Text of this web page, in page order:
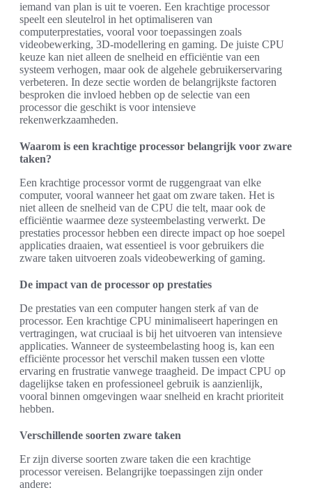
iemand van plan is uit te voeren. Een krachtige processor
speelt een sleutelrol in het optimaliseren van
computerprestaties, vooral voor toepassingen zoals
videobewerking, 3D-modellering en gaming. De juiste CPU
keuze kan niet alleen de snelheid en efficiëntie van een
systeem verhogen, maar ook de algehele gebruikerservaring
verbeteren. In deze sectie worden de belangrijkste factoren
besproken die invloed hebben op de selectie van een
processor die geschikt is voor intensieve
rekenwerkzaamheden.
Waarom is een krachtige processor belangrijk voor zware
taken?
Een krachtige processor vormt de ruggengraat van elke
computer, vooral wanneer het gaat om zware taken. Het is
niet alleen de snelheid van de CPU die telt, maar ook de
efficiëntie waarmee deze systeembelasting verwerkt. De
prestaties processor hebben een directe impact op hoe soepel
applicaties draaien, wat essentieel is voor gebruikers die
zware taken uitvoeren zoals videobewerking of gaming.
De impact van de processor op prestaties
De prestaties van een computer hangen sterk af van de
processor. Een krachtige CPU minimaliseert haperingen en
vertragingen, wat cruciaal is bij het uitvoeren van intensieve
applicaties. Wanneer de systeembelasting hoog is, kan een
efficiënte processor het verschil maken tussen een vlotte
ervaring en frustratie vanwege traagheid. De impact CPU op
dagelijkse taken en professioneel gebruik is aanzienlijk,
vooral binnen omgevingen waar snelheid en kracht prioriteit
hebben.
Verschillende soorten zware taken
Er zijn diverse soorten zware taken die een krachtige
processor vereisen. Belangrijke toepassingen zijn onder
andere: